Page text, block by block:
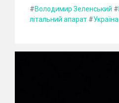
#Володимир Зеленський #
літальний апарат #Україна